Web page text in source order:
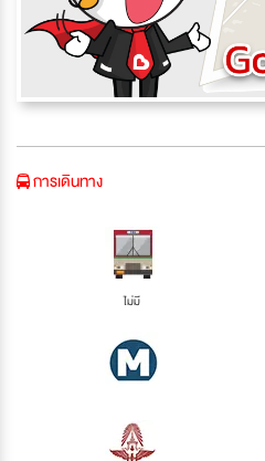
การเดินทาง
ไม่มี